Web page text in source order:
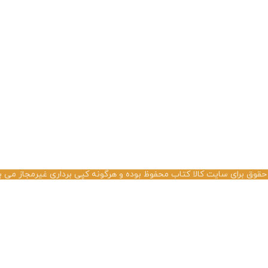
حقوق برای سایت کالا کتاب محفوظ بوده و هرگونه کپی برداری غیرمجاز می